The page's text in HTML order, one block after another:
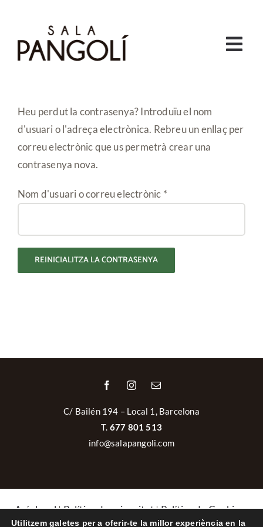
content
PROGRAMACIÓ
VERMUTS I MONÒLEGS
Heu perdut la contrasenya? Introduïu el nom
d'usuari o l'adreça electrònica. Rebreu un enllaç per
correu electrònic que us permetrà crear una
contrasenya nova.
Nom d'usuari o correu electrònic *Obligatori
REINICIALITZA LA CONTRASENYA
C/ Bailén 194 – Local 1, Barcelona
T. 677 801 513
info@salapangoli.com
Avís legal|Política de privacitat|Política de Cookies
|Política de cancel·lacions i devolucions
Utilitzem galetes per a oferir-te la millor experiència en la